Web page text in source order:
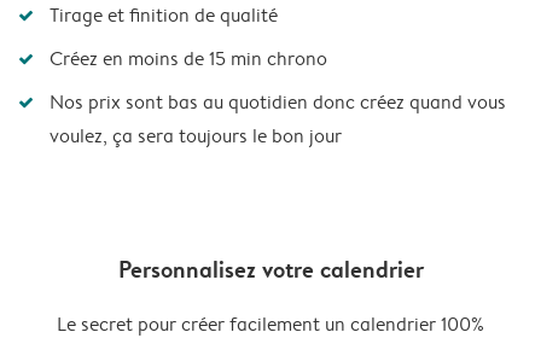
Tirage et finition de qualité
Créez en moins de 15 min chrono
Nos prix sont bas au quotidien donc créez quand vous
voulez, ça sera toujours le bon jour
Personnalisez votre calendrier
Le secret pour créer facilement un calendrier 100%